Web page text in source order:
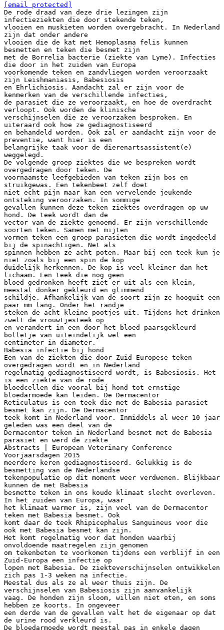
[email protected]
De rode draad van deze drie lezingen zijn
infectieziekten die door stekende teken,
vlooien en muskieten worden overgebracht. In Nederland
zijn dat onder andere
vlooien die de kat met Hemoplasma felis kunnen
besmetten en teken die besmet zijn
met de Borrelia bacterie (ziekte van Lyme). Infecties
die door in het zuiden van Europa
voorkomende teken en zandvliegen worden veroorzaakt
zijn Leishmaniasis, Babesiosis
en Ehrlichiosis. Aandacht zal er zijn voor de
kenmerken van de verschillende infecties,
de parasiet die ze veroorzaakt, en hoe de overdracht
verloopt. Ook worden de klinische
verschijnselen die ze veroorzaken besproken. En
uiteraard ook hoe ze gediagnostiseerd
en behandeld worden. Ook zal er aandacht zijn voor de
preventie, want hier is een
belangrijke taak voor de dierenartsassistent(e)
weggelegd.
De volgende groep ziektes die we bespreken wordt
overgedragen door teken. De
voornaamste leefgebieden van teken zijn bos en
struikgewas. Een tekenbeet zelf doet
niet echt pijn maar kan een vervelende jeukende
ontsteking veroorzaken. In sommige
gevallen kunnen deze teken ziektes overdragen op uw
hond. De teek wordt dan de
vector van de ziekte genoemd. Er zijn verschillende
soorten teken. Samen met mijten
vormen teken een groep parasieten die wordt ingedeeld
bij de spinachtigen. Net als
spinnen hebben ze acht poten. Maar bij een teek kun je
niet zoals bij een spin de kop
duidelijk herkennen. De kop is veel kleiner dan het
lichaam. Een teek die nog geen
bloed gedronken heeft ziet er uit als een klein,
meestal donker gekleurd en glimmend
schildje. Afhankelijk van de soort zijn ze hooguit een
paar mm lang. Onder het randje
steken de acht kleine pootjes uit. Tijdens het drinken
zwelt de vrouwtjesteek op
en verandert in een door het bloed paarsgekleurd
bolletje van uiteindelijk wel een
centimeter in diameter.
Babesia infectie bij hond
Een van de ziekten die door Zuid-Europese teken
overgedragen wordt en in Nederland
regelmatig gediagnostiseerd wordt, is Babesiosis. Het
is een ziekte van de rode
bloedcellen die vooral bij hond tot ernstige
bloedarmoede kan leiden. De Dermacentor
Reticulatus is een teek die met de Babesia parasiet
besmet kan zijn. De Dermacentor
teek komt in Nederland voor. Inmiddels al weer 10 jaar
geleden was een deel van de
Dermacentor teken in Nederland besmet met de Babesia
parasiet en werd de ziekte
Abstracts | European Veterinary Conference
Voorjaarsdagen 2015
meerdere keren gediagnostiseerd. Gelukkig is de
besmetting van de Nederlandse
tekenpopulatie op dit moment weer verdwenen. Blijkbaar
kunnen de met Babesia
besmette teken in ons koude klimaat slecht overleven.
In het zuiden van Europa, waar
het klimaat warmer is, zijn veel van de Dermacentor
teken met Babesia besmet. Ook
komt daar de teek Rhipicephalus Sanguineus voor die
ook met Babesia besmet kan zijn.
Het komt regelmatig voor dat honden waarbij
onvoldoende maatregelen zijn genomen
om tekenbeten te voorkomen tijdens een verblijf in een
Zuid-Europa een infectie op
lopen met Babesia. De ziekteverschijnselen ontwikkelen
zich pas 1-3 weken na infectie.
Meestal dus als ze al weer thuis zijn. De
verschijnselen van Babesiosis zijn aanvankelijk
vaag. De honden zijn sloom, willen niet eten, en soms
hebben ze koorts. In ongeveer
een derde van de gevallen valt het de eigenaar op dat
de urine rood verkleurd is.
De bloedarmoede wordt meestal pas in enkele dagen